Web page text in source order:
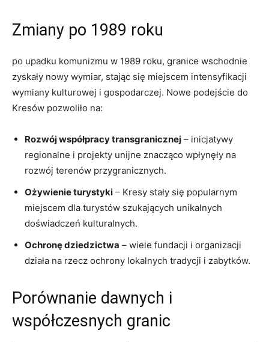
Zmiany po 1989 roku
po upadku komunizmu w 1989 roku, granice wschodnie
zyskały nowy wymiar, stając się miejscem intensyfikacji
wymiany kulturowej i gospodarczej. Nowe podejście do
Kresów pozwoliło na:
Rozwój współpracy transgranicznej – inicjatywy
regionalne i projekty unijne znacząco wpłynęły na
rozwój terenów przygranicznych.
Ożywienie turystyki – Kresy stały się popularnym
miejscem dla turystów szukających unikalnych
doświadczeń kulturalnych.
Ochronę dziedzictwa – wiele fundacji i organizacji
działa na rzecz ochrony lokalnych tradycji i zabytków.
Porównanie dawnych i
współczesnych granic